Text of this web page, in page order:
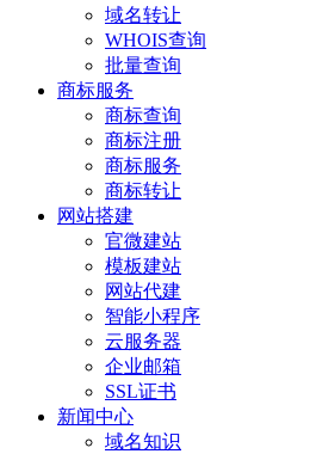
域名转让
WHOIS查询
批量查询
商标服务
商标查询
商标注册
商标服务
商标转让
网站搭建
官微建站
模板建站
网站代建
智能小程序
云服务器
企业邮箱
SSL证书
新闻中心
域名知识